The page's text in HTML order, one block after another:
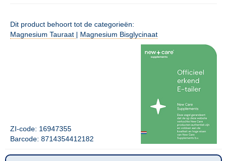
Dit product behoort tot de categorieën:
Magnesium Tauraat | Magnesium Bisglycinaat
ZI-code: 16947355
Barcode: 8714354412182